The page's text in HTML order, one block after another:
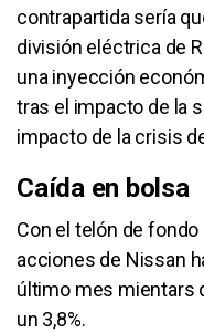
contrapartida sería
división eléctrica de
una inyección
tras el impacto de la
impacto de la crisis
Caída en bolsa
Con el telón de
acciones de Nissan
último mes mientars
un 3,8%.